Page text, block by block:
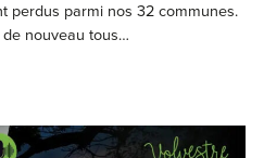
perdus parmi nos 32 communes.
de nouveau tous…